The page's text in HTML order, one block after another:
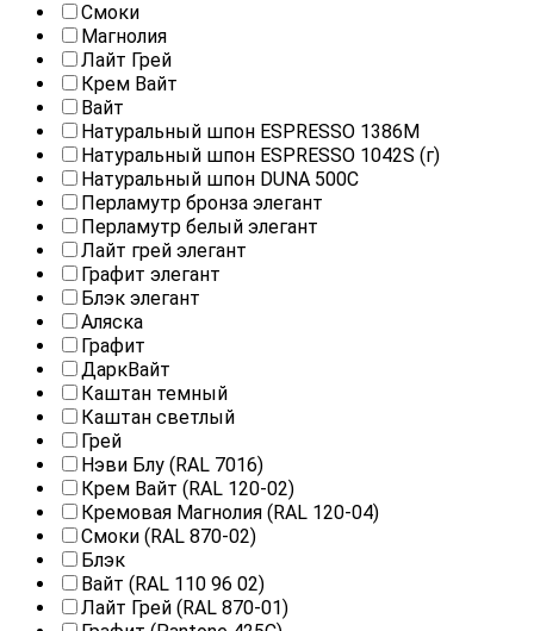
Смоки
Магнолия
Лайт Грей
Крем Вайт
Вайт
Натуральный шпон ESPRESSO 1386M
Натуральный шпон ESPRESSO 1042S (г)
Натуральный шпон DUNA 500C
Перламутр бронза элегант
Перламутр белый элегант
Лайт грей элегант
Графит элегант
Блэк элегант
Аляска
Графит
ДаркВайт
Каштан темный
Каштан светлый
Грей
Нэви Блу (RAL 7016)
Крем Вайт (RAL 120-02)
Кремовая Магнолия (RAL 120-04)
Смоки (RAL 870-02)
Блэк
Вайт (RAL 110 96 02)
Лайт Грей (RAL 870-01)